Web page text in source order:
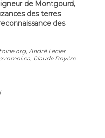
de Montgourd,
des terres
des
André Lecler
Claude Royère